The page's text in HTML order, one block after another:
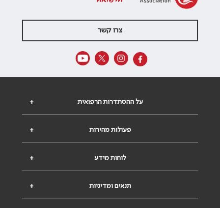
צרו קשר
+ על ההסתדרות הרפואית
+ פעולות מהירות
+ לוחות מידע
+ תנאים ומדיניות